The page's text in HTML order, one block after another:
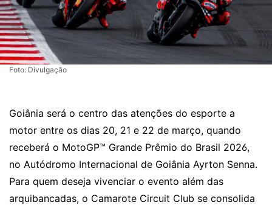
Foto: Divulgação
Goiânia será o centro das atenções do esporte a
motor entre os dias 20, 21 e 22 de março, quando
receberá o MotoGP™ Grande Prêmio do Brasil 2026,
no Autódromo Internacional de Goiânia Ayrton Senna.
Para quem deseja vivenciar o evento além das
arquibancadas, o Camarote Circuit Club se consolida